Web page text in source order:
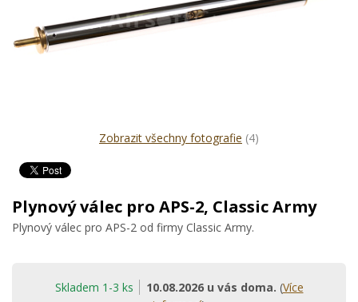
Zobrazit všechny fotografie (4)
Plynový válec pro APS-2, Classic Army
Plynový válec pro APS-2 od firmy Classic Army.
Skladem 1-3 ks 10.08.2026 u vás doma. (Více